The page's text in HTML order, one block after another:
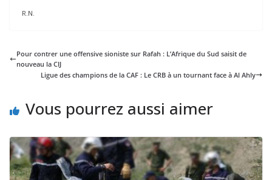
R.N.
Pour contrer une offensive sioniste sur Rafah : L’Afrique du Sud saisit de
nouveau la CIJ
Ligue des champions de la CAF : Le CRB à un tournant face à Al Ahly
Vous pourrez aussi aimer